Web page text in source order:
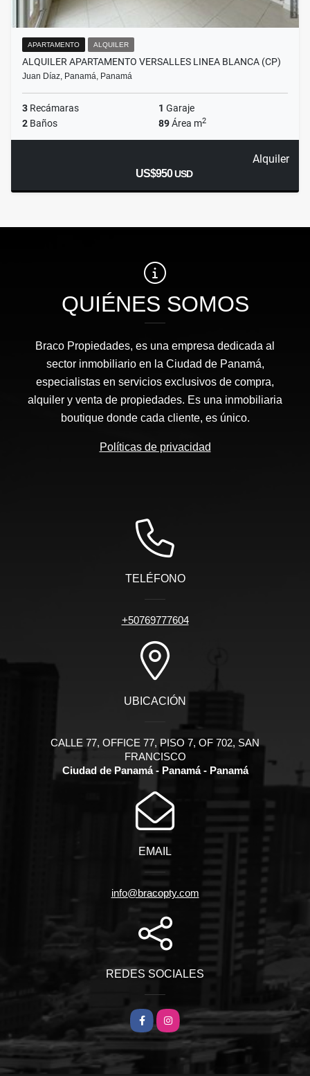
APARTAMENTO ALQUILER
ALQUILER APARTAMENTO VERSALLES LINEA BLANCA (CP)
Juan Díaz, Panamá, Panamá
3 Recámaras 1 Garaje
2 Baños 89Área m2
Alquiler
US$950USD
QUIÉNES SOMOS
Braco Propiedades, es una empresa dedicada al
sector inmobiliario en la Ciudad de Panamá,
especialistas en servicios exclusivos de compra,
alquiler y venta de propiedades. Es una inmobiliaria
boutique donde cada cliente, es único.
Políticas de privacidad
TELÉFONO
+50769777604
UBICACIÓN
CALLE 77, OFFICE 77, PISO 7, OF 702, SAN
FRANCISCO
Ciudad de Panamá - Panamá - Panamá
EMAIL
info@bracopty.com
REDES SOCIALES
FacebookInstagram